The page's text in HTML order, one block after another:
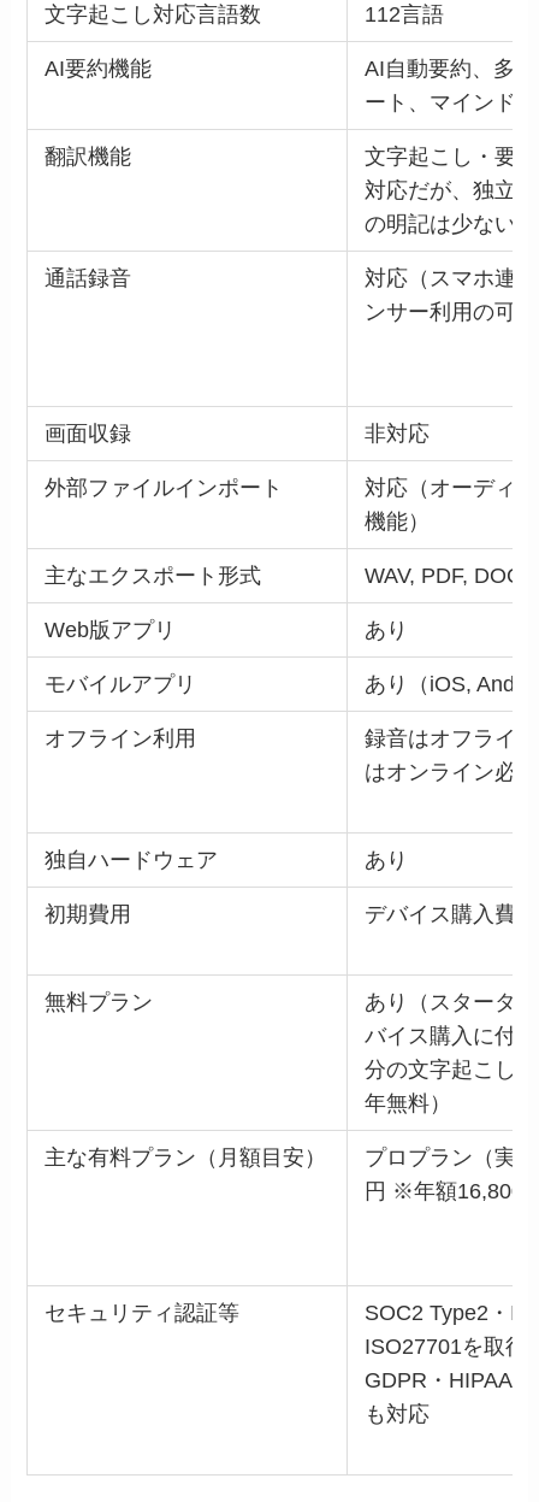
文字起こし対応言語数 112言語
AI要約機能
AI自動要約、多
ート、マインド
翻訳機能
文字起こし・要
対応だが、独立
の明記は少ない
通話録音
対応（スマホ連
ンサー利用の可
画面収録 非対応
外部ファイルインポート
対応（オーディ
機能）
主なエクスポート形式 WAV, PDF,
Web版アプリ あり
モバイルアプリ あり（iOS,
オフライン利用
録音はオフライ
はオンライン必須
独自ハードウェア あり
初期費用 デバイス購入費
無料プラン
あり（スタータ
バイス購入に付
分の文字起こし
年無料）
主な有料プラン（月額目安）
プロプラン（実
円 ※年額16,800
セキュリティ認証等
SOC2 Type2・
ISO27701を取得
GDPR・HIPAA
も対応